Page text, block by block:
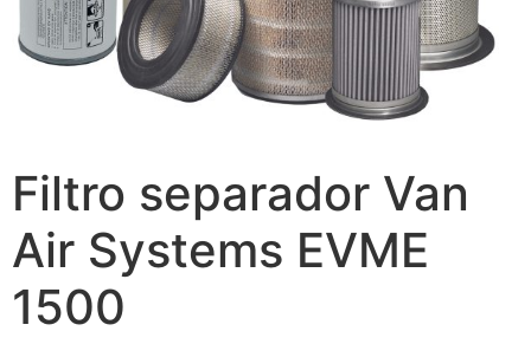
Filtro separador Van
Air Systems EVME
1500